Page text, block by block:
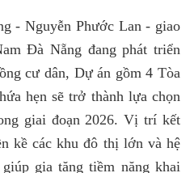
- Nguyễn Phước Lan - giao
Đà Nẵng đang phát triển
cư dân, Dự án gồm 4 Tòa
hẹn sẽ trở thành lựa chọn
giai đoạn 2026. Vị trí kết
kề các khu đô thị lớn và hệ
gia tăng tiềm năng khai
Đà Nẵng giá tốt nhất
1 - 2 Tỷ
hàng tìm được sản
tại Đà Nẵng )
báo giá miễn phí.